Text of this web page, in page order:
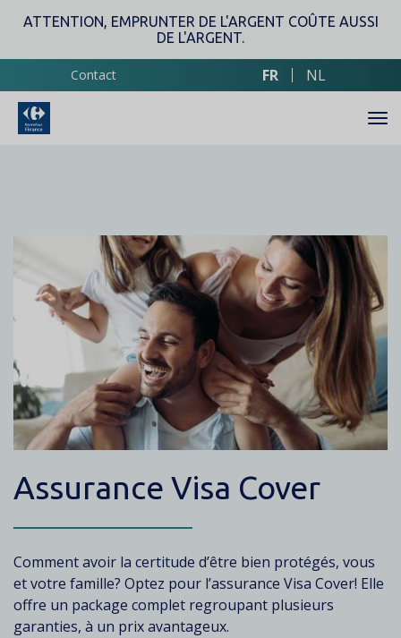
au
ATTENTION, EMPRUNTER DE L'ARGENT COÛTE AUSSI
DE L'ARGENT.
Contact FR NL
Assurance Visa Cover
Texte
Comment avoir la certitude d’être bien protégés, vous
et votre famille? Optez pour l’assurance Visa Cover! Elle
offre un package complet regroupant plusieurs
garanties, à un prix avantageux.